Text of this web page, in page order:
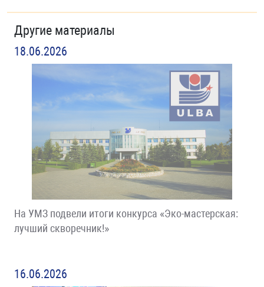
Другие материалы
18.06.2026
На УМЗ подвели итоги конкурса «Эко-мастерская:
лучший скворечник!»
16.06.2026